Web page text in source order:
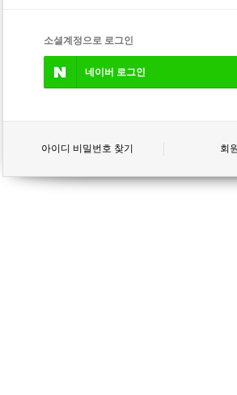
소셜계정으로 로그인
네이버 로그인
아이디 비밀번호 찾기 회